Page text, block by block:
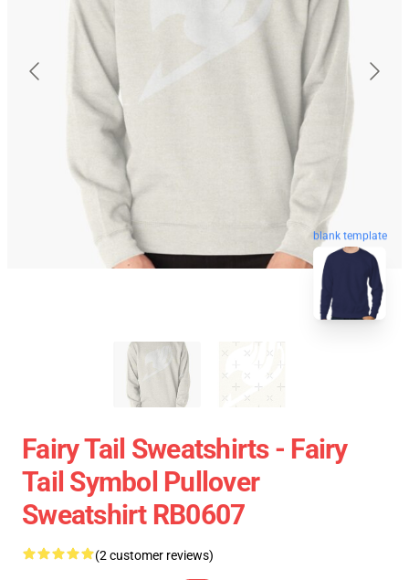
blank template
Fairy Tail Sweatshirts - Fairy
Tail Symbol Pullover
Sweatshirt RB0607
(2 customer reviews)